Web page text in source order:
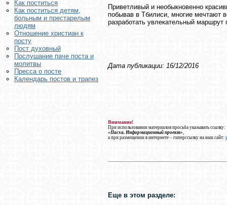
Как поститься
Как поститься детям,
больным и престарелым
людям
Отношение христиан к
посту
Пост духовный
Послушание паче поста и
молитвы
Пресса о посте
Календарь постов и трапез
Приветливый и необыкновенно
побывав в Тбилиси, многие мечтают
разработать увлекательный
Дата публикации: 16/12/2016
Внимание!
При использовании материалов просьба указывать ссылку:
«Пасха. Информационный проект»,
а при размещении в интернете – гиперссылку на наш сайт:
Еще в этом разделе: